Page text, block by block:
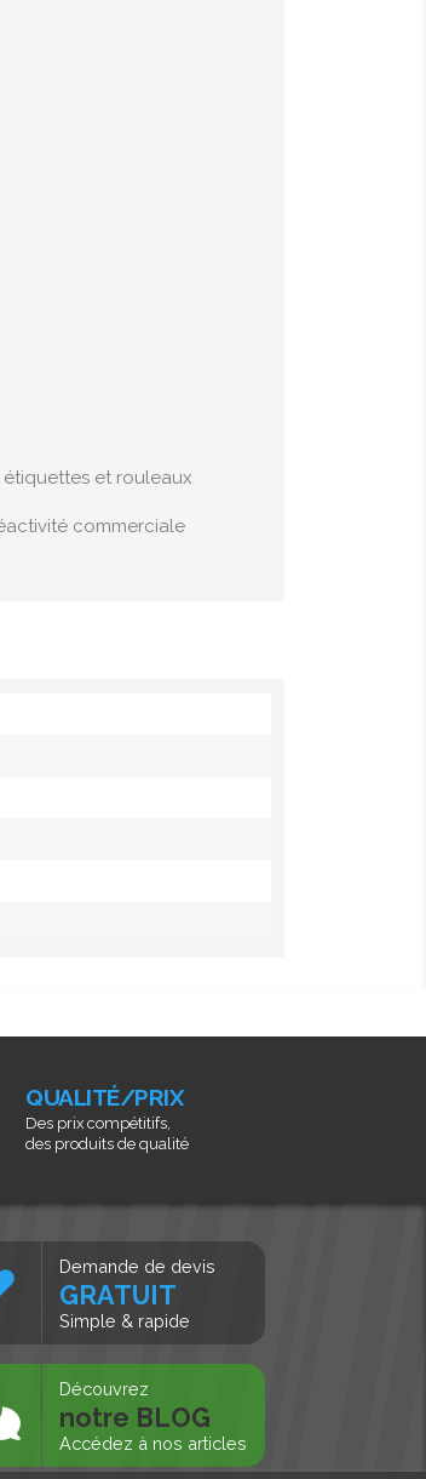
et rouleaux
commerciale
QUALITÉ/PRIX
Des prix compétitifs,
des produits de qualité
Demande de devis
GRATUIT
Simple & rapide
Découvrez
notre BLOG
Accédez à nos articles